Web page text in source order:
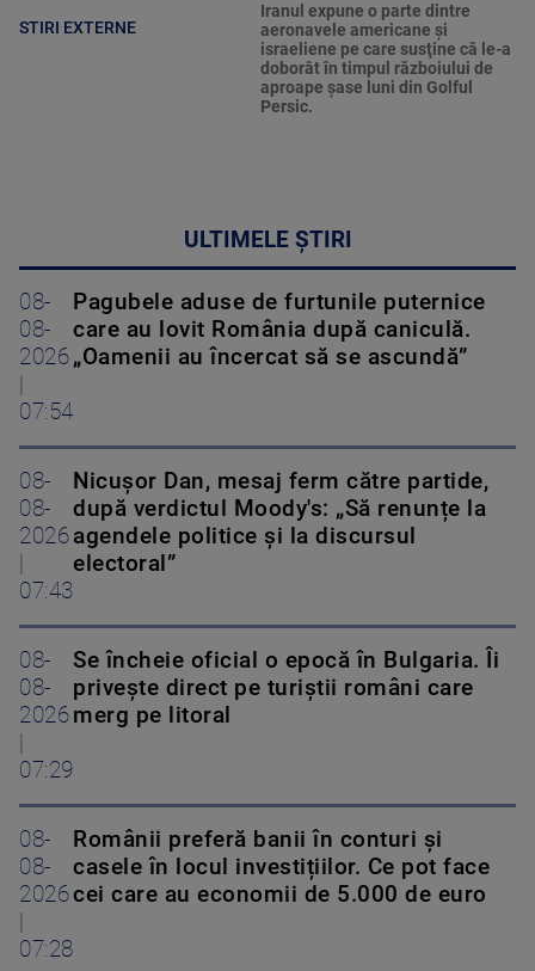
STIRI EXTERNE
Iranul expune o parte dintre
aeronavele americane şi
israeliene pe care susţine că le-a
doborât în timpul războiului de
aproape şase luni din Golful
Persic.
ULTIMELE ȘTIRI
08-
08-
2026
07:54
Pagubele aduse de furtunile puternice
care au lovit România după caniculă.
„Oamenii au încercat să se ascundă”
08-
08-
2026
07:43
Nicușor Dan, mesaj ferm către partide,
după verdictul Moody's: „Să renunțe la
agendele politice şi la discursul
electoral”
08-
08-
2026
07:29
Se încheie oficial o epocă în Bulgaria. Îi
privește direct pe turiștii români care
merg pe litoral
08-
08-
2026
07:28
Românii preferă banii în conturi și
casele în locul investițiilor. Ce pot face
cei care au economii de 5.000 de euro